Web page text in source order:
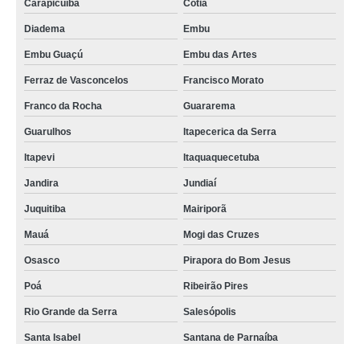
Carapicuíba Cotia
Diadema Embu
Embu Guaçú Embu das Artes
Ferraz de Vasconcelos Francisco Morato
Franco da Rocha Guararema
Guarulhos Itapecerica da Serra
Itapevi Itaquaquecetuba
Jandira Jundiaí
Juquitiba Mairiporã
Mauá Mogi das Cruzes
Osasco Pirapora do Bom Jesus
Poá Ribeirão Pires
Rio Grande da Serra Salesópolis
Santa Isabel Santana de Parnaíba